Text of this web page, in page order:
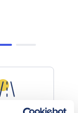
nuotolis